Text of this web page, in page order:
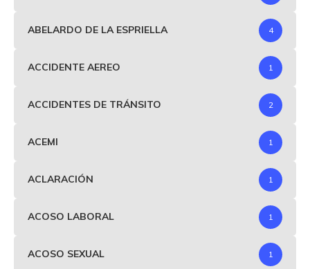
ABELARDO DE LA ESPRIELLA 4
ACCIDENTE AEREO 1
ACCIDENTES DE TRÁNSITO 2
ACEMI 1
ACLARACIÓN 1
ACOSO LABORAL 1
ACOSO SEXUAL 1